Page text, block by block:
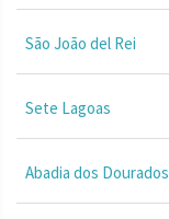
São João del Rei
Sete Lagoas
Abadia dos Dourados